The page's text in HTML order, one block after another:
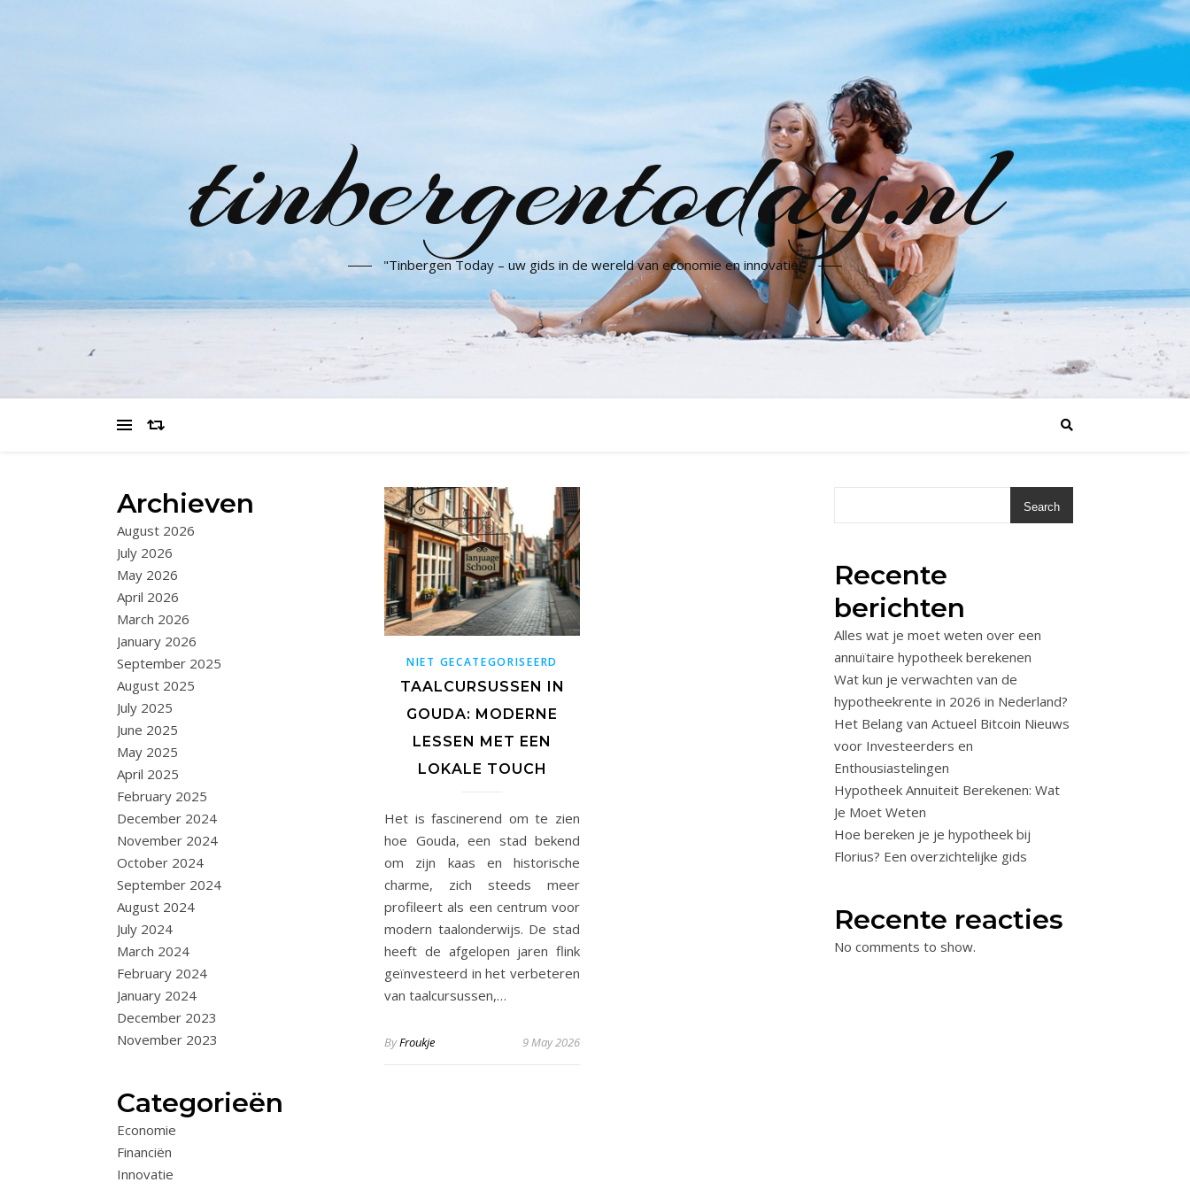
tinbergentoday.nl
"Tinbergen Today – uw gids in de wereld van economie en innovatie!"
Archieven
August 2026
July 2026
May 2026
April 2026
March 2026
January 2026
September 2025
August 2025
July 2025
June 2025
May 2025
April 2025
February 2025
December 2024
November 2024
October 2024
September 2024
August 2024
July 2024
March 2024
February 2024
January 2024
December 2023
November 2023
Categorieën
Economie
Financiën
Innovatie
NIET GECATEGORISEERD
TAALCURSUSSEN IN
GOUDA: MODERNE
LESSEN MET EEN
LOKALE TOUCH
Het is fascinerend om te zien
hoe Gouda, een stad bekend
om zijn kaas en historische
charme, zich steeds meer
profileert als een centrum voor
modern taalonderwijs. De stad
heeft de afgelopen jaren flink
geïnvesteerd in het verbeteren
van taalcursussen,…
ByFroukje 9 May 2026
Search
Recente
berichten
Alles wat je moet weten over een
annuïtaire hypotheek berekenen
Wat kun je verwachten van de
hypotheekrente in 2026 in Nederland?
Het Belang van Actueel Bitcoin Nieuws
voor Investeerders en
Enthousiastelingen
Hypotheek Annuiteit Berekenen: Wat
Je Moet Weten
Hoe bereken je je hypotheek bij
Florius? Een overzichtelijke gids
Recente reacties
No comments to show.